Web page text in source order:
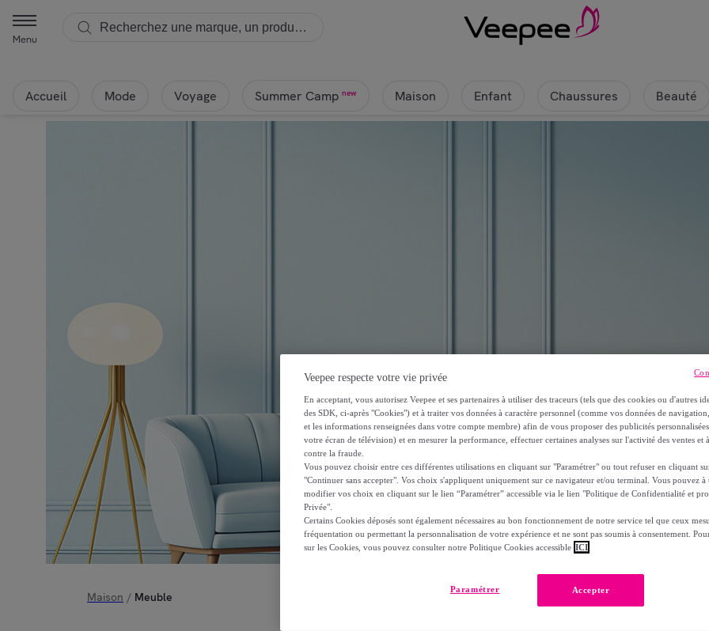
Menu
Accueil Mode Voyage Summer Camp new Maison Enfant Chaussures Beauté
Maison / Meuble
Veepee respecte votre vie privée
En acceptant, vous autorisez Veepee et ses partenaires à utiliser des traceurs (tels que des cookies ou d'autres
des SDK, ci-après "Cookies") et à traiter vos données à caractère personnel (comme vos données de
et les informations renseignées dans votre compte membre) afin de vous proposer des publicités
votre écran de télévision) et en mesurer la performance, effectuer certaines analyses sur l'activité des ventes et
contre la fraude.
Vous pouvez choisir entre ces différentes utilisations en cliquant sur "Paramétrer" ou tout refuser en cliquant
"Continuer sans accepter". Vos choix s'appliquent uniquement sur ce navigateur et/ou terminal. Vous pouvez
modifier vos choix en cliquant sur le lien “Paramétrer” accessible via le lien "Politique de Confidentialité et
Privée".
Certains Cookies déposés sont également nécessaires au bon fonctionnement de notre service tel que ceux
fréquentation ou permettant la personnalisation de votre expérience et ne sont pas soumis à consentement.
sur les Cookies, vous pouvez consulter notre Politique Cookies accessible ICI
Accepter
Paramétrer